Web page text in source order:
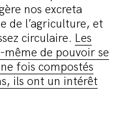
nos excreta
de l’agriculture, et
circulaire. Les
de pouvoir se
fois compostés
ils ont un intérêt